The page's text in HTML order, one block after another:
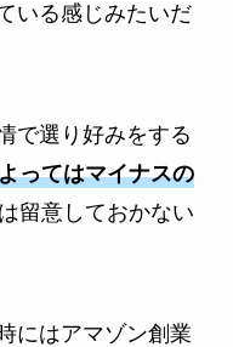
いる感じみたいだ
で選り好みをする
ってはマイナスの
留意しておかない
にはアマゾン創業